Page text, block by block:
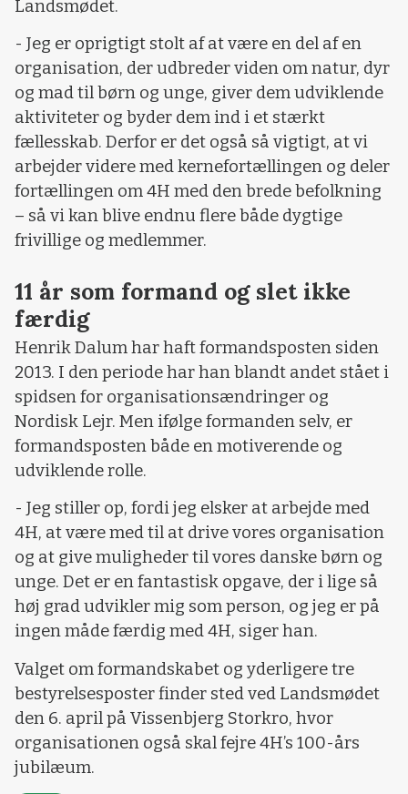
Landsmødet.
- Jeg er oprigtigt stolt af at være en del af en
organisation, der udbreder viden om natur, dyr
og mad til børn og unge, giver dem udviklende
aktiviteter og byder dem ind i et stærkt
fællesskab. Derfor er det også så vigtigt, at vi
arbejder videre med kernefortællingen og deler
fortællingen om 4H med den brede befolkning
– så vi kan blive endnu flere både dygtige
frivillige og medlemmer.
11 år som formand og slet ikke
færdig
Henrik Dalum har haft formandsposten siden
2013. I den periode har han blandt andet stået i
spidsen for organisationsændringer og
Nordisk Lejr. Men ifølge formanden selv, er
formandsposten både en motiverende og
udviklende rolle.
- Jeg stiller op, fordi jeg elsker at arbejde med
4H, at være med til at drive vores organisation
og at give muligheder til vores danske børn og
unge. Det er en fantastisk opgave, der i lige så
høj grad udvikler mig som person, og jeg er på
ingen måde færdig med 4H, siger han.
Valget om formandskabet og yderligere tre
bestyrelsesposter finder sted ved Landsmødet
den 6. april på Vissenbjerg Storkro, hvor
organisationen også skal fejre 4H’s 100-års
jubilæum.